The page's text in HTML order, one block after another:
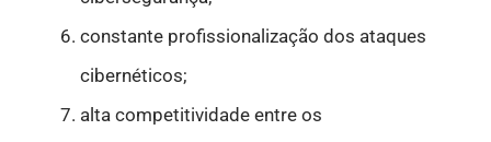
constante profissionalização dos ataques
cibernéticos;
alta competitividade entre os